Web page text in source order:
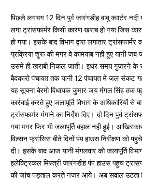
पिछले लगभग 12 दिन पुर्व जारंगडीह बाबु क्वार्टर
लगा ट्रांसफार्मर किसी कारण खराब हो गया जिस
हो गया। इसके बाद विभाग द्वारा लगातार
प्रक्रिया शुरू की मगर वे कामयाब नही हुए यानी जब
उसमे ही खराबी निकल जाती। इधर समय गुजरने के
बैदकारो पंचायत तक यानी 12 पंचायत मे जल संकट
यह सूचना बेरमो विधायक कुमार जय मंगल सिंह तक
कार्रवाई करते हुए जलापूर्ति विभाग के अधिकारियों से
ट्रांसफार्मर मंगाने का निर्देश दिए। दो दिन पुर्व
गया मगर फिर भी जलापूर्ति बहाल नही हुई।
विल्सन फ्रांसिस बीते दिनों पंप हाउस निरीक्षण को
दी। इसके बाद आज यानी मंगलवार को जलापूर्ति
इलेक्ट्रिकल मिस्त्री जारंगडीह पंप हाउस पहुच
की जांच पड़ताल करते नजर आये। अब सवाल उठता